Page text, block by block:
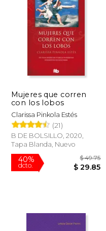
24%
dcto.
Mujeres que corren
con los lobos
Clarissa Pinkola Estés
(21)
B DE BOLSILLO, 2020,
Tapa Blanda, Nuevo